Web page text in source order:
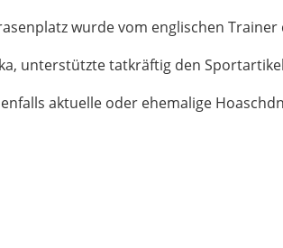
wurde vom englischen
unterstützte tatkräftig den
aktuelle oder ehemalige